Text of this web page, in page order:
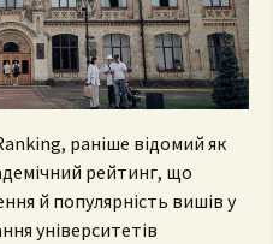
раніше відомий як
рейтинг, що
й популярність вишів у
університетів